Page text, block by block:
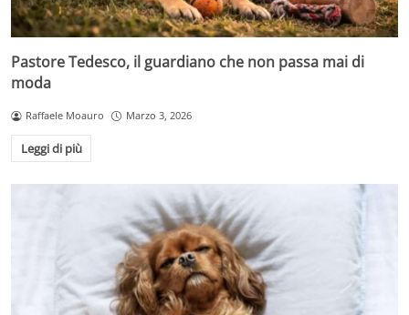
Pastore Tedesco, il guardiano che non passa mai di
moda
Raffaele Moauro Marzo 3, 2026
Leggi di più